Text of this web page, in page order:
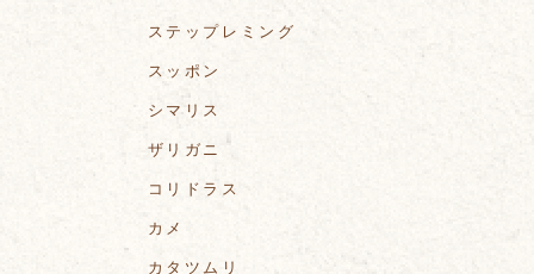
ステップレミング
スッポン
シマリス
ザリガニ
コリドラス
カメ
カタツムリ